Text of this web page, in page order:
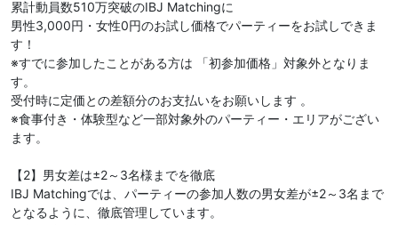
累計動員数510万突破のIBJ Matchingに
男性3,000円・女性0円のお試し価格でパーティーをお試しできま
す！
※すでに参加したことがある方は 「初参加価格」対象外となりま
す。
受付時に定価との差額分のお支払いをお願いします 。
※食事付き・体験型など一部対象外のパーティー・エリアがござい
ます。
【2】男女差は±2～3名様までを徹底
IBJ Matchingでは、パーティーの参加人数の男女差が±2～3名まで
となるように、徹底管理しています。